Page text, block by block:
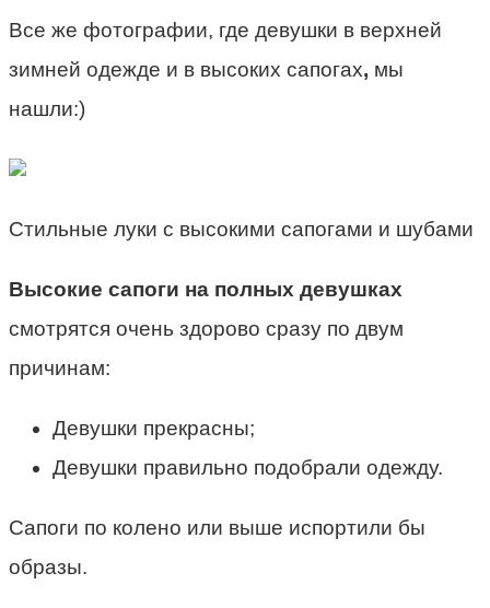
Все же фотографии, где девушки в верхней
зимней одежде и в высоких сапогах, мы
нашли:)
Стильные луки с высокими сапогами и шубами
Высокие сапоги на полных девушках
смотрятся очень здорово сразу по двум
причинам:
Девушки прекрасны;
Девушки правильно подобрали одежду.
Сапоги по колено или выше испортили бы
образы.